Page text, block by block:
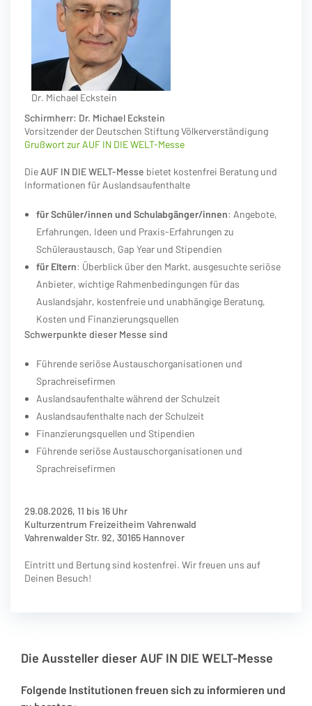
Dr. Michael Eckstein
Schirmherr: Dr. Michael Eckstein
Vorsitzender der Deutschen Stiftung Völkerverständigung
Grußwort zur AUF IN DIE WELT-Messe
DieAUF IN DIE WELT-Messe bietet kostenfrei Beratung und
Informationen für Auslandsaufenthalte
für Schüler/innen und Schulabgänger/innen: Angebote,
Erfahrungen, Ideen und Praxis-Erfahrungen zu
Schüleraustausch, Gap Year und Stipendien
für Eltern: Überblick über den Markt, ausgesuchte seriöse
Anbieter, wichtige Rahmenbedingungen für das
Auslandsjahr, kostenfreie und unabhängige Beratung,
Kosten und Finanzierungsquellen
Schwerpunkte dieser Messe sind
Führende seriöse Austauschorganisationen und
Sprachreisefirmen
Auslandsaufenthalte während der Schulzeit
Auslandsaufenthalte nach der Schulzeit
Finanzierungsquellen und Stipendien
Führende seriöse Austauschorganisationen und
Sprachreisefirmen
29.08.2026, 11 bis 16 Uhr
Kulturzentrum Freizeitheim Vahrenwald
Vahrenwalder Str. 92, 30165 Hannover
Eintritt und Bertung sind kostenfrei. Wir freuen uns auf
Deinen Besuch!
Die Aussteller dieser AUF IN DIE WELT-Messe
Folgende Institutionen freuen sich zu informieren und